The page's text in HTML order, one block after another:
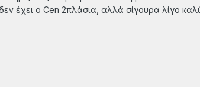
έχει ο Cen 2πλάσια, αλλά σίγουρα λίγο